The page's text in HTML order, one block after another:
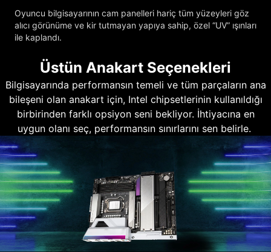
Oyuncu bilgisayarının cam panelleri hariç tüm yüzeyleri göz
alıcı görünüme ve kir tutmayan yapıya sahip, özel “UV” ışınları
ile kaplandı.
Üstün Anakart Seçenekleri
Bilgisayarında performansın temeli ve tüm parçaların ana
bileşeni olan anakart için, Intel chipsetlerinin kullanıldığı
birbirinden farklı opsiyon seni bekliyor. İhtiyacına en
uygun olanı seç, performansın sınırlarını sen belirle.